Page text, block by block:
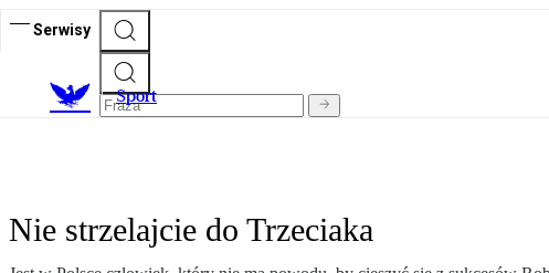
Serwisy
Sport
Nie strzelajcie do Trzeciaka